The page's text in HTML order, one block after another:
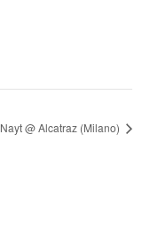
Nayt @ Alcatraz (Milano)